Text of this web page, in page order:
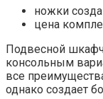
ножки
цена
Подвесной
консольным
все
однако создает